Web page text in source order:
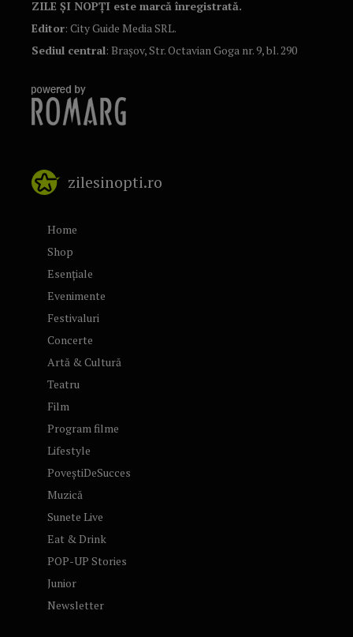
ZILE ȘI NOPȚI este marcă înregistrată.
Editor: City Guide Media SRL.
Sediul central: Brașov, Str. Octavian Goga nr. 9, bl. 290
zilesinopti.ro
Home
Shop
Esențiale
Evenimente
Festivaluri
Concerte
Artă & Cultură
Teatru
Film
Program filme
Lifestyle
PoveștiDeSucces
Muzică
Sunete Live
Eat & Drink
POP-UP Stories
Junior
Newsletter